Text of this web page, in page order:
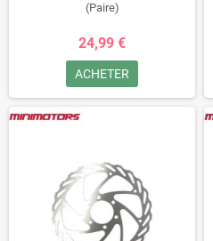
(Paire)
24,99 €
ACHETER